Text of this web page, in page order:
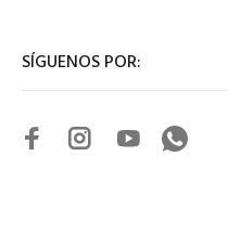
SÍGUENOS POR: